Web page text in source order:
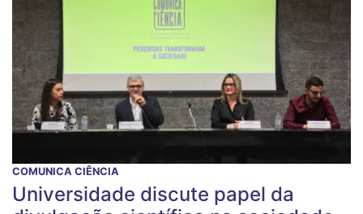
COMUNICA CIÊNCIA
Universidade discute papel da